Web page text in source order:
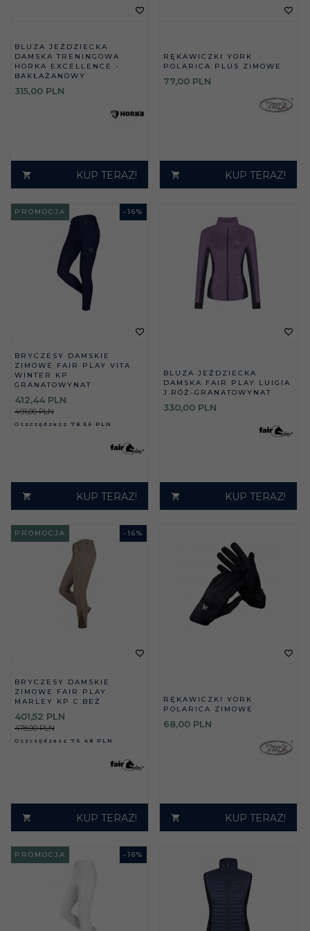
BLUZA JEŹDZIECKA
DAMSKA TRENINGOWA
HORKA EXCELLENCE -
BAKŁAŻANOWY
315,00 PLN
KUP TERAZ!
RĘKAWICZKI YORK
POLARICA PLUS ZIMOWE
77,00 PLN
KUP TERAZ!
- 16%
PROMOCJA
BRYCZESY DAMSKIE
ZIMOWE FAIR PLAY VITA
WINTER KP
GRANATOWYNAT
412,44 PLN
491,00 PLN
Oszczędzasz 78.56 PLN
KUP TERAZ!
BLUZA JEŹDZIECKA
DAMSKA FAIR PLAY LUIGIA
J.RÓŻ-GRANATOWYNAT
330,00 PLN
KUP TERAZ!
- 16%
PROMOCJA
BRYCZESY DAMSKIE
ZIMOWE FAIR PLAY
MARLEY KP C.BEŻ
401,52 PLN
478,00 PLN
Oszczędzasz 76.48 PLN
KUP TERAZ!
RĘKAWICZKI YORK
POLARICA ZIMOWE
68,00 PLN
KUP TERAZ!
- 16%
PROMOCJA